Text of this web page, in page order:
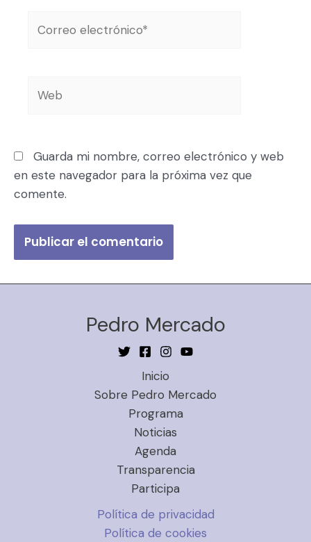
Guarda mi nombre, correo electrónico y web
en este navegador para la próxima vez que
comente.
Pedro Mercado
Inicio
Sobre Pedro Mercado
Programa
Noticias
Agenda
Transparencia
Participa
Política de privacidad
Política de cookies